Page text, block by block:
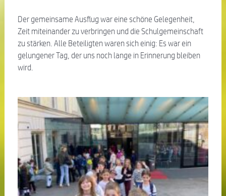
Der gemeinsame Ausflug war eine schöne Gelegenheit,
Zeit miteinander zu verbringen und die Schulgemeinschaft
zu stärken. Alle Beteiligten waren sich einig: Es war ein
gelungener Tag, der uns noch lange in Erinnerung bleiben
wird.